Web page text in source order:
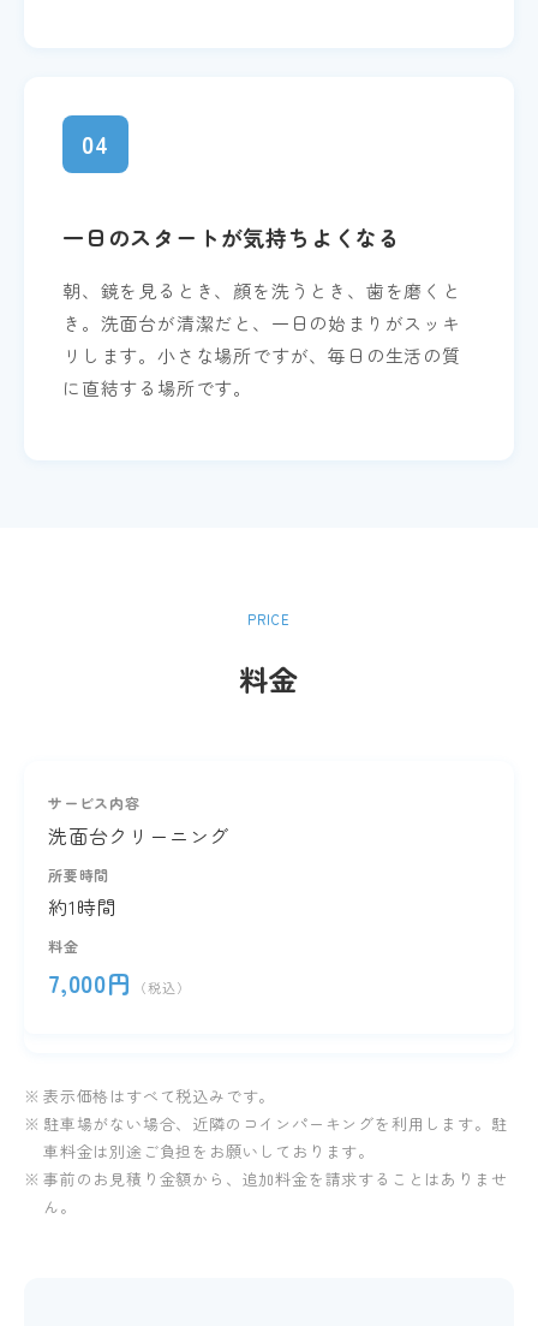
04
一日のスタートが気持ちよくなる
朝、鏡を見るとき、顔を洗うとき、歯を磨くと
き。洗面台が清潔だと、一日の始まりがスッキ
リします。小さな場所ですが、毎日の生活の質
に直結する場所です。
PRICE
料金
洗面台クリーニング
約1時間
7,000円 （税込）
表示価格はすべて税込みです。
駐車場がない場合、近隣のコインパーキングを利用します。駐
車料金は別途ご負担をお願いしております。
事前のお見積り金額から、追加料金を請求することはありませ
ん。